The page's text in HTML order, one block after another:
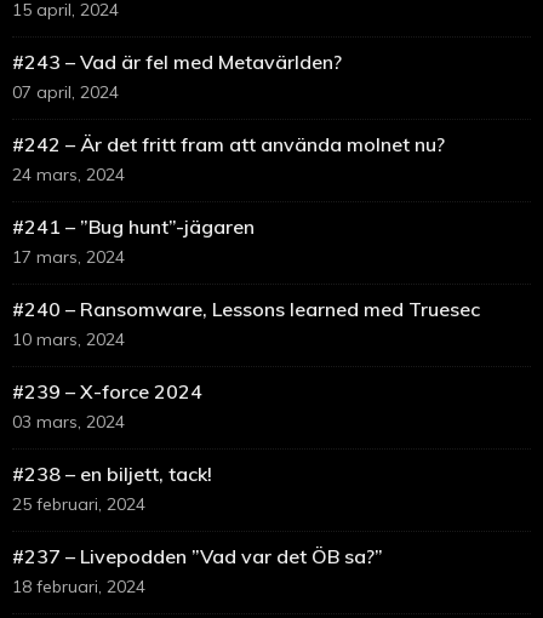
15 april, 2024
#243 – Vad är fel med Metavärlden?
07 april, 2024
#242 – Är det fritt fram att använda molnet nu?
24 mars, 2024
#241 – ”Bug hunt”-jägaren
17 mars, 2024
#240 – Ransomware, Lessons learned med Truesec
10 mars, 2024
#239 – X-force 2024
03 mars, 2024
#238 – en biljett, tack!
25 februari, 2024
#237 – Livepodden ”Vad var det ÖB sa?”
18 februari, 2024